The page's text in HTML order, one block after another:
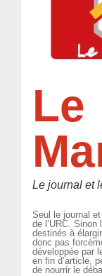
Le
Le journal et
Seul le journal
de l’URC.
destinés à
donc pas
développée par
en fin d’article,
de nourrir le